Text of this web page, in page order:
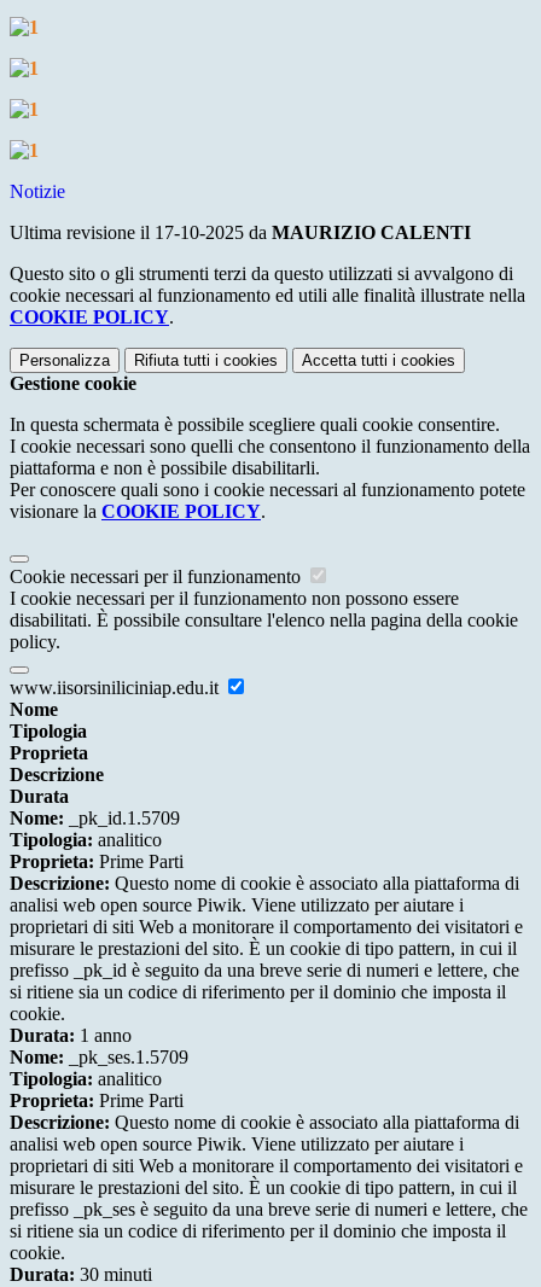
Notizie
Ultima revisione il 17-10-2025 da MAURIZIO CALENTI
Questo sito o gli strumenti terzi da questo utilizzati si avvalgono di
cookie necessari al funzionamento ed utili alle finalità illustrate nella
COOKIE POLICY.
Personalizza Rifiuta tutti i cookies Accetta tutti i cookies
Gestione cookie
In questa schermata è possibile scegliere quali cookie consentire.
I cookie necessari sono quelli che consentono il funzionamento della
piattaforma e non è possibile disabilitarli.
Per conoscere quali sono i cookie necessari al funzionamento potete
visionare la COOKIE POLICY.
Cookie necessari per il funzionamento
I cookie necessari per il funzionamento non possono essere
disabilitati. È possibile consultare l'elenco nella pagina della cookie
policy.
www.iisorsiniliciniap.edu.it
Nome
Tipologia
Proprieta
Descrizione
Durata
Nome: _pk_id.1.5709
Tipologia: analitico
Proprieta: Prime Parti
Descrizione: Questo nome di cookie è associato alla piattaforma di
analisi web open source Piwik. Viene utilizzato per aiutare i
proprietari di siti Web a monitorare il comportamento dei visitatori e
misurare le prestazioni del sito. È un cookie di tipo pattern, in cui il
prefisso _pk_id è seguito da una breve serie di numeri e lettere, che
si ritiene sia un codice di riferimento per il dominio che imposta il
cookie.
Durata: 1 anno
Nome: _pk_ses.1.5709
Tipologia: analitico
Proprieta: Prime Parti
Descrizione: Questo nome di cookie è associato alla piattaforma di
analisi web open source Piwik. Viene utilizzato per aiutare i
proprietari di siti Web a monitorare il comportamento dei visitatori e
misurare le prestazioni del sito. È un cookie di tipo pattern, in cui il
prefisso _pk_ses è seguito da una breve serie di numeri e lettere, che
si ritiene sia un codice di riferimento per il dominio che imposta il
cookie.
Durata: 30 minuti